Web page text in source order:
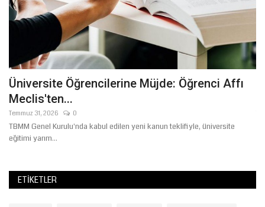
Üniversite Öğrencilerine Müjde: Öğrenci Affı
Meclis'ten...
Temmuz 31, 2026 0
TBMM Genel Kurulu'nda kabul edilen yeni kanun teklifiyle, üniversite
eğitimi yarım...
ETIKETLER